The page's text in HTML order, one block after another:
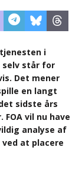
i
selv står for
Det mener
en langt
sidste års
vil nu have
analyse af
at placere